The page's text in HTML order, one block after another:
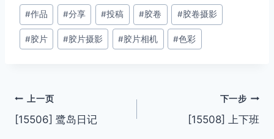
文
章
标
#作品 #分享 #投稿 #胶卷 #胶卷摄影
#胶片 #胶片摄影 #胶片相机 #色彩
文
章
上一页
[15506] 鹭岛日记
下一步
[15508] 上下班